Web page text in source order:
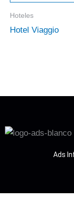
Hoteles
Hotel Viaggio
Ads